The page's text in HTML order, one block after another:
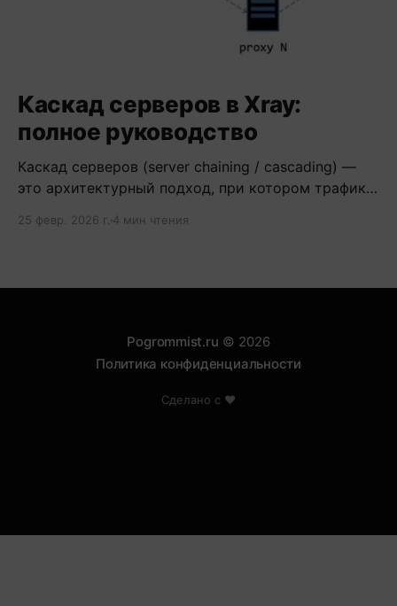
Каскад серверов в Xray:
полное руководство
Каскад серверов (server chaining / cascading) —
это архитектурный подход, при котором трафик
серверов.
25 февр. 2026 г. 4 мин чтения
Pogrommist.ru © 2026
Политика конфиденциальности
Сделано с ❤️